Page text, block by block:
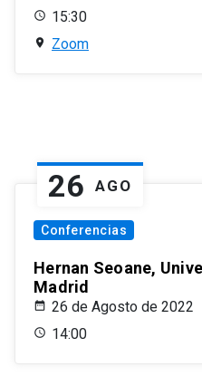
15:30
Zoom
26 AGO
Conferencias
Hernan Seoane,
Madrid
26 de Agosto de 2022
14:00